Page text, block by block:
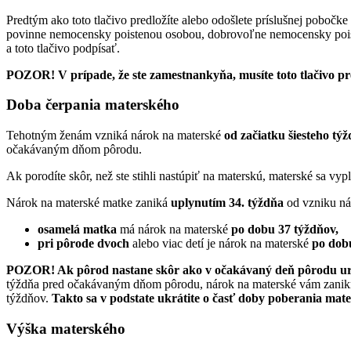
Predtým ako toto tlačivo predložíte alebo odošlete príslušnej
povinne nemocensky poistenou osobou, dobrovoľne nemocensky
a toto tlačivo podpísať.
POZOR! V prípade, že ste zamestnankyňa, musíte toto tlačivo
Doba čerpania materského
Tehotným ženám vzniká nárok na materské od začiatku šiesteho
očakávaným dňom pôrodu.
Ak porodíte skôr, než ste stihli nastúpiť na materskú, materské sa
Nárok na materské matke zaniká uplynutím 34. týždňa od vzniku
osamelá matka má nárok na materské po dobu 37 týždňov,
pri pôrode dvoch alebo viac detí je nárok na materské po
POZOR! Ak pôrod nastane skôr ako v očakávaný deň pôrodu
týždňa pred očakávaným dňom pôrodu, nárok na materské vám
týždňov. Takto sa v podstate ukrátite o časť doby poberania
Výška materského